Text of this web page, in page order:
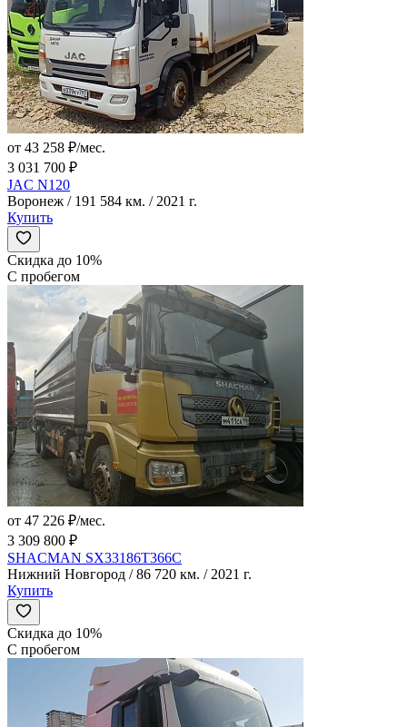
от 43 258 ₽/мес.
3 031 700 ₽
JAC N120
Воронеж / 191 584 км. / 2021 г.
Купить
Скидка до 10%
С пробегом
от 47 226 ₽/мес.
3 309 800 ₽
SHACMAN SX33186T366C
Нижний Новгород / 86 720 км. / 2021 г.
Купить
Скидка до 10%
С пробегом